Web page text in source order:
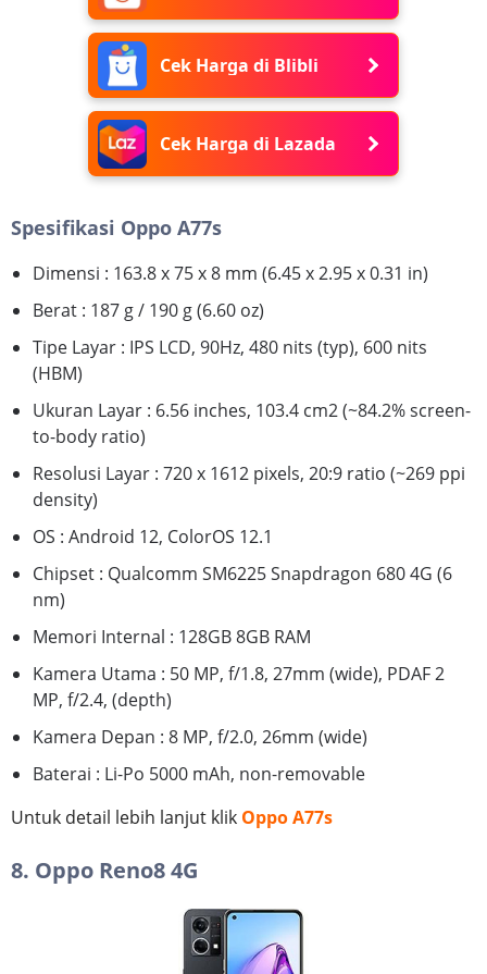
Cek Harga di Blibli
Cek Harga di Lazada
Spesifikasi Oppo A77s
Dimensi : 163.8 x 75 x 8 mm (6.45 x 2.95 x 0.31 in)
Berat : 187 g / 190 g (6.60 oz)
Tipe Layar : IPS LCD, 90Hz, 480 nits (typ), 600 nits
(HBM)
Ukuran Layar : 6.56 inches, 103.4 cm2 (~84.2% screen-
to-body ratio)
Resolusi Layar : 720 x 1612 pixels, 20:9 ratio (~269 ppi
density)
OS : Android 12, ColorOS 12.1
Chipset : Qualcomm SM6225 Snapdragon 680 4G (6
nm)
Memori Internal : 128GB 8GB RAM
Kamera Utama : 50 MP, f/1.8, 27mm (wide), PDAF 2
MP, f/2.4, (depth)
Kamera Depan : 8 MP, f/2.0, 26mm (wide)
Baterai : Li-Po 5000 mAh, non-removable
Untuk detail lebih lanjut klik Oppo A77s
8. Oppo Reno8 4G